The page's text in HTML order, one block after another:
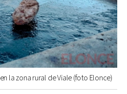
la zona rural de Viale (foto Elonce)